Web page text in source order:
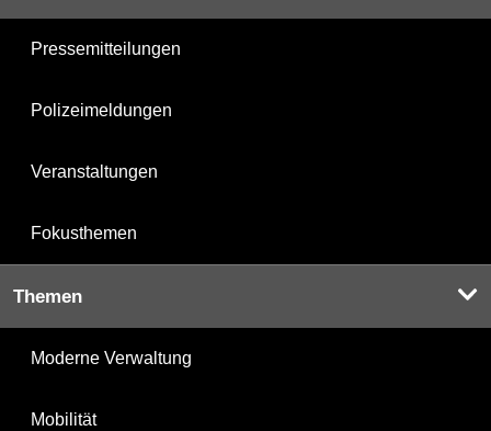
Pressemitteilungen
Polizeimeldungen
Veranstaltungen
Fokusthemen
Themen
Moderne Verwaltung
Mobilität